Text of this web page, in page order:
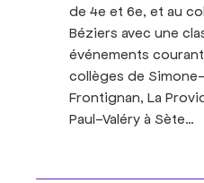
de 4e et 6e, et au
Béziers avec une
événements
collèges de
Frontignan, La
Paul-Valéry à Sète…